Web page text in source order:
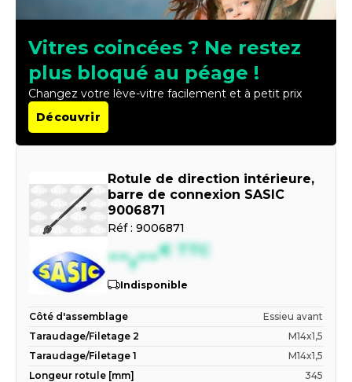
Vitres coincées ? Ne restez
plus bloqué au péage !
Changez votre lève-vitre facilement et à petit prix
Découvrir
Rotule de direction intérieure,
barre de connexion SASIC
9006871
Réf : 9006871
--,--€ TTC
Indisponible
Côté d'assemblage
Essieu avant
Taraudage/Filetage 2
M14x1,5
Taraudage/Filetage 1
M14x1,5
Longeur rotule [mm]
345